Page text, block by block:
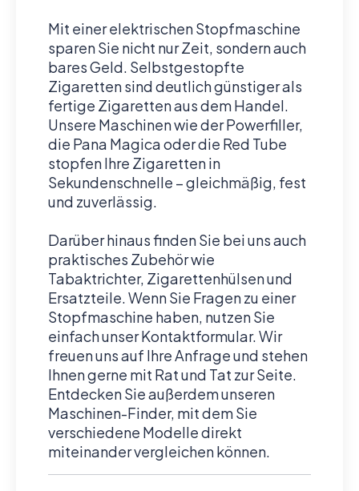
Mit einer elektrischen Stopfmaschine
sparen Sie nicht nur Zeit, sondern auch
bares Geld. Selbstgestopfte
Zigaretten sind deutlich günstiger als
fertige Zigaretten aus dem Handel.
Unsere Maschinen wie der Powerfiller,
die Pana Magica oder die Red Tube
stopfen Ihre Zigaretten in
Sekundenschnelle – gleichmäßig, fest
und zuverlässig.
Darüber hinaus finden Sie bei uns auch
praktisches Zubehör wie
Tabaktrichter, Zigarettenhülsen und
Ersatzteile. Wenn Sie Fragen zu einer
Stopfmaschine haben, nutzen Sie
einfach unser Kontaktformular. Wir
freuen uns auf Ihre Anfrage und stehen
Ihnen gerne mit Rat und Tat zur Seite.
Entdecken Sie außerdem unseren
Maschinen-Finder, mit dem Sie
verschiedene Modelle direkt
miteinander vergleichen können.